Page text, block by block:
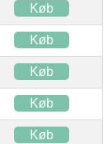
Køb
Køb
Køb
Køb
Køb